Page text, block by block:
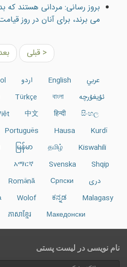
بروز رسانی: مردانى هستند
مى برند، براى آنان در روز
< قبلی
عربي English اردو
ئۇيغۇرچە
বাংলা
Türkçe
සිංහල
हिन्दी
中文
Kurdî
Hausa
Português
Kiswahili
தமிழ்
မြန်မာ
Shqip
Svenska
አማርኛ
دری
Српски
Română
Malagasy
ಕನ್ನಡ
Wolof
Македонски
ភាសាខ្មែរ
نام نویسی در ليست پستى